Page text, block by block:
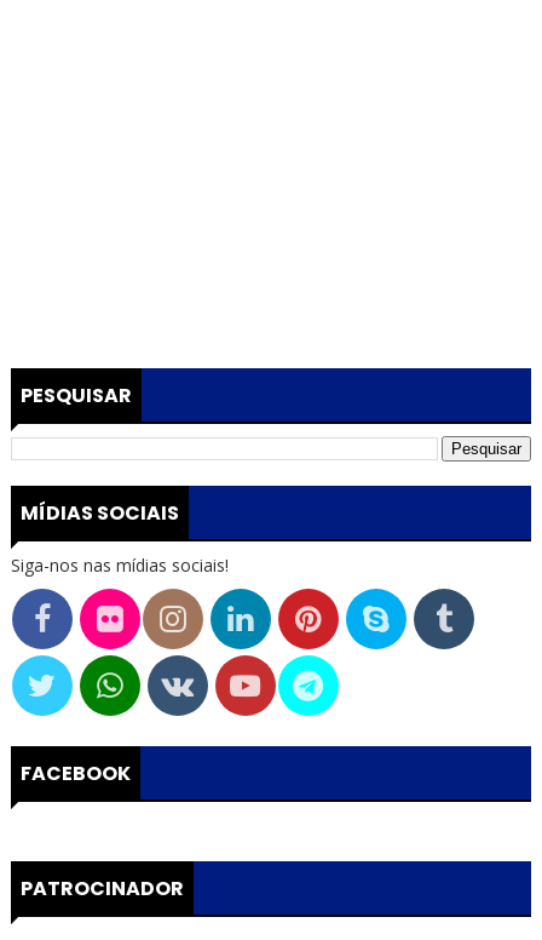
PESQUISAR
MÍDIAS SOCIAIS
Siga-nos nas mídias sociais!
FACEBOOK
PATROCINADOR